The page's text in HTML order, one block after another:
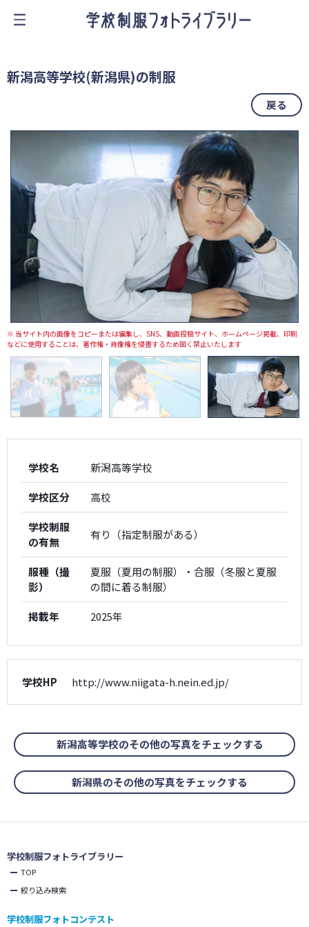
新潟高等学校(新潟県)の制服
戻る
※ 当サイト内の画像をコピーまたは編集し、SNS、動画投稿サイト、ホームページ掲載、印刷
などに使用することは、著作権・肖像権を侵害するため固く禁止いたします
学校名 新潟高等学校
学校区分 高校
学校制服
の有無
有り（指定制服がある）
服種（撮
影）
夏服（夏用の制服）・合服（冬服と夏服
の間に着る制服）
掲載年 2025年
学校HP http://www.niigata-h.nein.ed.jp/
新潟高等学校のその他の写真をチェックする
新潟県のその他の写真をチェックする
学校制服フォトライブラリー
TOP
絞り込み検索
学校制服フォトコンテスト